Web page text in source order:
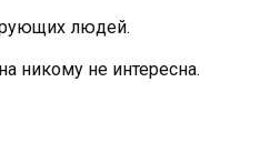
людей.
никому не интересна.